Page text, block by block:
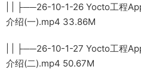
| | ├──26-10-1-26 Yocto工程
介绍(一).mp4 33.86M
| | ├──26-10-1-27 Yocto工程
介绍(二).mp4 50.67M